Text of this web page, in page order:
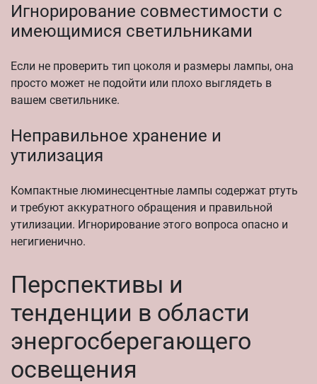
Игнорирование совместимости с
имеющимися светильниками
Если не проверить тип цоколя и размеры лампы, она
просто может не подойти или плохо выглядеть в
вашем светильнике.
Неправильное хранение и
утилизация
Компактные люминесцентные лампы содержат ртуть
и требуют аккуратного обращения и правильной
утилизации. Игнорирование этого вопроса опасно и
негигиенично.
Перспективы и
тенденции в области
энергосберегающего
освещения